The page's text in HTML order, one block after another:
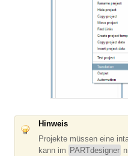
Hinweis
Projekte müssen eine
kann im PARTdesigner